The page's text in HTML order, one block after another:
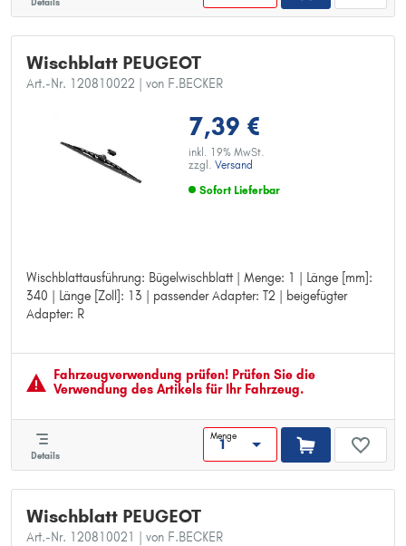
Wischblatt PEUGEOT
Art.-Nr. 120810022 | von F.BECKER
7,39 €
inkl. 19% MwSt.
zzgl. Versand
Sofort Lieferbar
Wischblattausführung: Bügelwischblatt | Menge: 1 | Länge [mm]:
340 | Länge [Zoll]: 13 | passender Adapter: T2 | beigefügter
Adapter: R
Wischblattausführung: Bügelwischblatt
Menge: 1
Länge [mm]: 340
passender Adapter: T2
beigefügter Adapter: R
Fahrzeugver­wendung prüfen! Prüfen Sie die
Verwendung des Artikels für Ihr Fahrzeug.
Details
Menge
Wischblatt PEUGEOT
Art.-Nr. 120810021 | von F.BECKER